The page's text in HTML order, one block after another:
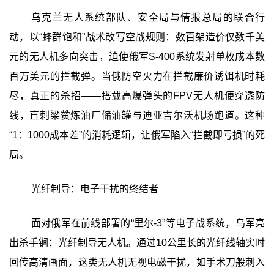
乌克兰无人系统部队、安全局与情报总局的联合行
动，以“蜂群饱和”战术改写空战规则：数百架造价仅数千美
元的无人机多向突击，迫使俄军S-400系统发射单枚成本数
百万美元的拦截弹。当俄防空火力在拦截廉价诱饵机时耗
尽，真正的杀招——搭载高爆弹头的FPV无人机便穿透防
线，直刺梁赞炼油厂储油罐与迪亚吉尔沃机场跑道。这种
“1：1000成本差”的消耗逻辑，让俄军陷入“拦截即亏损”的死
局。
光纤制导：电子干扰的终结者
面对俄军在前线部署的“里尔-3”等电子战系统，乌军亮
出杀手锏：光纤制导无人机。通过10公里长的光纤线轴实时
回传高清画面，这类无人机无视电磁干扰，如手术刀般刺入